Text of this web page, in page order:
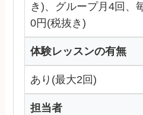
き)、グループ月4回、
0円(税抜き)
体験レッスンの有無
あり(最大2回)
担当者